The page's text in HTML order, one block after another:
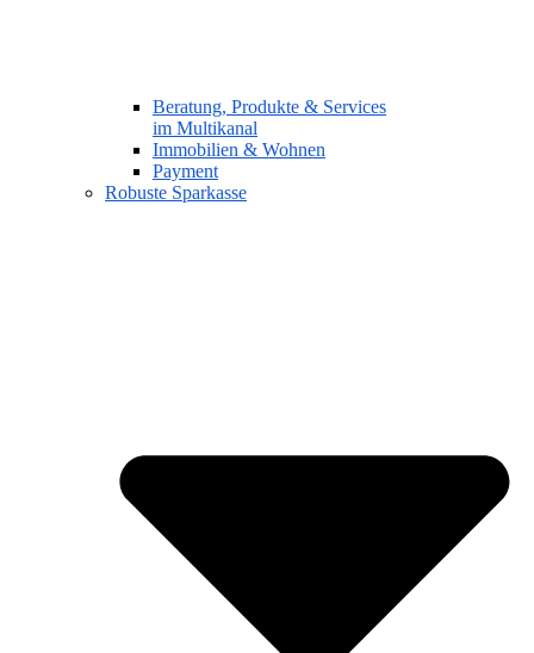
Beratung, Produkte & Services
im Multikanal
Immobilien & Wohnen
Payment
Robuste Sparkasse